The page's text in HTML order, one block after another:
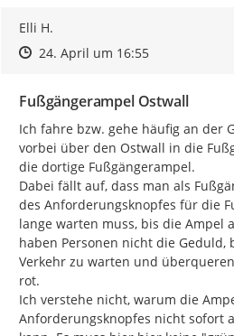
Elli H.
Zeitpunkt des Erstellens
Zeitpunkt des Erstellens
24. April um 16:55Zur Äußerung
Fußgängerampel Ostwall
Ich fahre bzw. gehe häufig an der
vorbei über den Ostwall in die
die dortige Fußgängerampel.
Dabei fällt auf, dass man als
des Anforderungsknopfes für die
lange warten muss, bis die Ampel
haben Personen nicht die Geduld,
Verkehr zu warten und
rot.
Ich verstehe nicht, warum die
Anforderungsknopfes nicht sofort